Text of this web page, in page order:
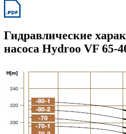
Гидравлические
насоса Hydroo VF 65-